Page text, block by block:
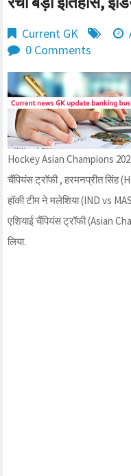
Current GK
0 Comments
Hockey Asian Champions
चैंपियंस ट्रॉफी , हरमनप्रीत सिंह
हॉकी टीम ने मलेशिया (IND vs
एशियाई चैंपियंस ट्रॉफी (Asian
लिया.